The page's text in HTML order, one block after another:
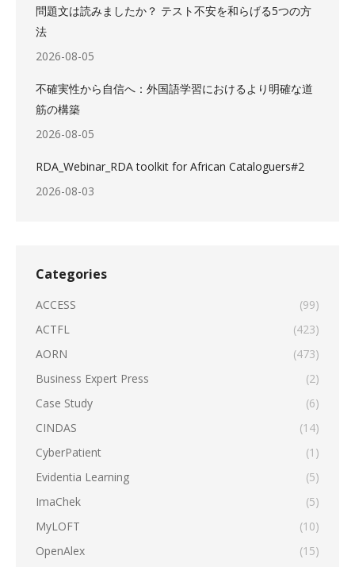
問題文は読みましたか？ テスト不安を和らげる5つの方
法
2026-08-05
不確実性から自信へ：外国語学習におけるより明確な道
筋の構築
2026-08-05
RDA_Webinar_RDA toolkit for African Cataloguers#2
2026-08-03
Categories
ACCESS
(99)
ACTFL
(423)
AORN
(473)
Business Expert Press
(2)
Case Study
(6)
CINDAS
(14)
CyberPatient
(1)
Evidentia Learning
(5)
ImaChek
(5)
MyLOFT
(10)
OpenAlex
(15)